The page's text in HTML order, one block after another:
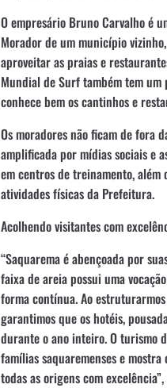
O empresário Bruno Carvalho é
Morador de um município
aproveitar as praias e
Mundial de Surf também tem
conhece bem os cantinhos e
Os moradores não ficam de fora
amplificada por mídias sociais e
em centros de treinamento, além
atividades físicas da Prefeitura.
Acolhendo visitantes com
“Saquarema é abençoada por
faixa de areia possui uma
forma contínua. Ao
garantimos que os hotéis,
durante o ano inteiro. O turismo
famílias saquaremenses e
todas as origens com